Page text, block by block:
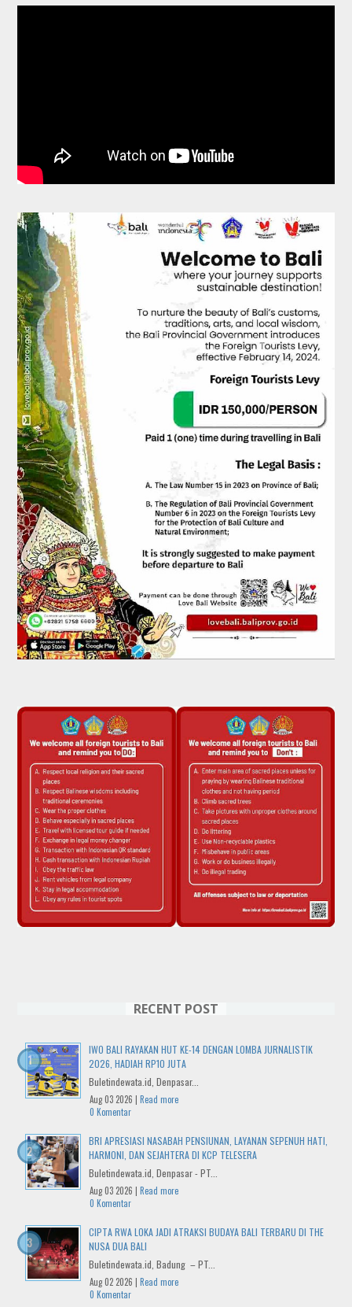
RECENT POST
IWO BALI RAYAKAN HUT KE-14 DENGAN LOMBA JURNALISTIK
2026, HADIAH RP10 JUTA
Buletindewata.id, Denpasar...
Aug 03 2026 | Read more
0 Komentar
BRI APRESIASI NASABAH PENSIUNAN, LAYANAN SEPENUH HATI,
HARMONI, DAN SEJAHTERA DI KCP TELESERA
Buletindewata.id, Denpasar - PT...
Aug 03 2026 | Read more
0 Komentar
CIPTA RWA LOKA JADI ATRAKSI BUDAYA BALI TERBARU DI THE
NUSA DUA BALI
Buletindewata.id, Badung – PT...
Aug 02 2026 | Read more
0 Komentar